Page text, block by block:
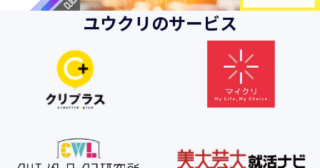
・当社等へアクセスされた際に情報を収集させていただく方
す。これらの情報には、利用されるURL、ブラウザや携帯電
話の種類、IPアドレスなどの情報を含みます。
【個人情報の利用目的の公表】
当社は、個人情報を次の利用目的の範囲内で利用すること
第１項及びJISQ15001:2017の附属書A.3.4.2.4に基づき公表し
ユウクリのサービス